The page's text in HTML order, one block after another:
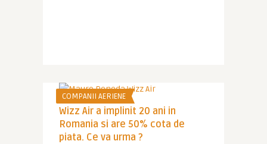
COMPANII AERIENE
Wizz Air a implinit 20 ani in
Romania si are 50% cota de
piata. Ce va urma ?